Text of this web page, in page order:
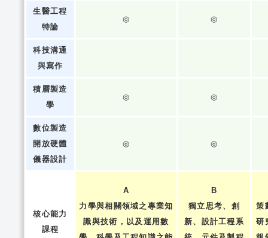
生醫工程
特論
◎ ◎
科技溝通
與寫作
積層製造
學
◎ ◎
數位製造
開放硬體
儀器設計
◎ ◎
核心能力
課程
A
力學與相關領域之專業知
識與技術，以及運用數
B
獨立思考、創
新、設計工程系
策
研